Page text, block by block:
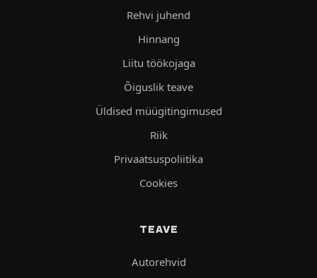
Rehvi juhend
Hinnang
Liitu töökojaga
Õiguslik teave
Üldised müügitingimused
Riik
Privaatsuspoliitika
Cookies
TEAVE
Autorehvid